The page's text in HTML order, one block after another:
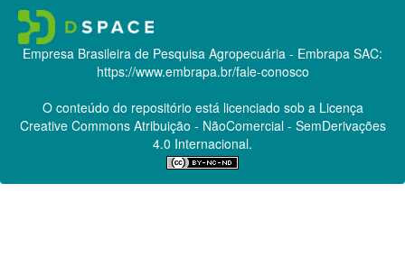
Empresa Brasileira de Pesquisa Agropecuária - Embrapa SAC:
https://www.embrapa.br/fale-conosco
O conteúdo do repositório está licenciado sob a Licença
Creative CommonsAtribuição - NãoComercial - SemDerivações
4.0 Internacional.